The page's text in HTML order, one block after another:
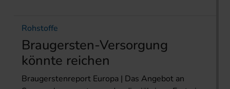
Rohstoffe
Braugersten-Versorgung
könnte reichen
Braugerstenreport Europa | Das Angebot an